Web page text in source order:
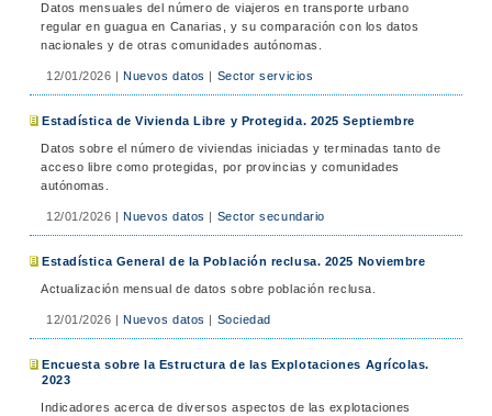
Datos mensuales del número de viajeros en transporte urbano
regular en guagua en Canarias, y su comparación con los datos
nacionales y de otras comunidades autónomas.
12/01/2026 |Nuevos datos | Sector servicios
Estadística de Vivienda Libre y Protegida. 2025 Septiembre
Datos sobre el número de viviendas iniciadas y terminadas tanto de
acceso libre como protegidas, por provincias y comunidades
autónomas.
12/01/2026 |Nuevos datos | Sector secundario
Estadística General de la Población reclusa. 2025 Noviembre
Actualización mensual de datos sobre población reclusa.
12/01/2026 |Nuevos datos | Sociedad
Encuesta sobre la Estructura de las Explotaciones Agrícolas.
2023
Indicadores acerca de diversos aspectos de las explotaciones